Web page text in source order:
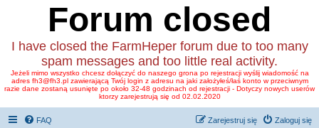
Forum closed
I have closed the FarmHeper forum due to too many
spam messages and too little real activity.
Jeżeli mimo wszystko chcesz dołączyć do naszego grona po rejestracji wyślij wiadomość na
adres fh3@fh3.pl zawierającą Twój login z adresu na jaki założyłeś/łaś konto w przeciwnym
razie dane zostaną usunięte po około 32-48 godzinach od rejestracji - Dotyczy nowych userów
ktorzy zarejestrują się od 02.02.2020
FAQ Zaloguj się
Zarejestruj się